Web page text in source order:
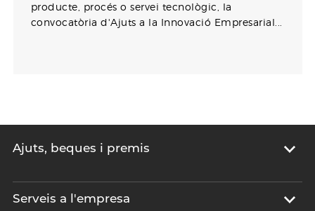
producte, procés o servei tecnològic, la
convocatòria d'Ajuts a la Innovació Empresarial...
Ajuts, beques i premis
Serveis a l'empresa